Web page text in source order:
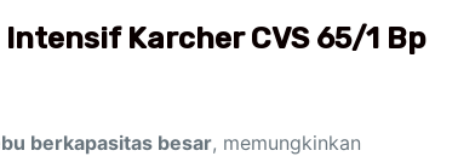
Karcher CVS 65/1 Bp
berkapasitas besar, memungkinkan